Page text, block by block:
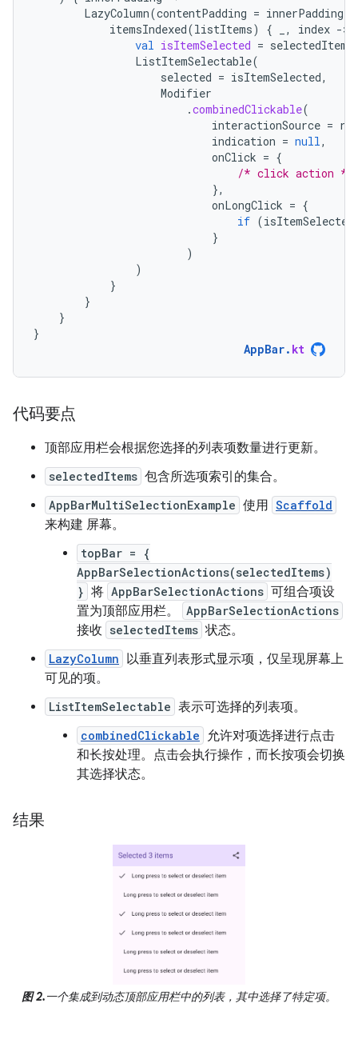
LazyColumn(contentPadding = innerPadding
itemsIndexed(listItems) { , index -
val isItemSelected = selectedItems
ListItemSelectable(
selected = isItemSelected,
Modifier
.combinedClickable(
interactionSource =
indication = null,
onClick = {
/* click action */
},
onLongClick = {
if (isItemSelected
}
)
)
}
}
}
}
AppBar. kt
代码要点
顶部应用栏会根据您选择的列表项数量进行更新。
selectedItems 包含所选项索引的集合。
AppBarMultiSelectionExample 使用 Scaffold
来构建 屏幕。
topBar = {
AppBarSelectionActions(selectedItems)
} 将 AppBarSelectionActions 可组合项设
置为顶部应用栏。
AppBarSelectionActions
接收 selectedItems 状态。
LazyColumn 以垂直列表形式显示项，仅呈现屏幕上
可见的项。
ListItemSelectable 表示可选择的列表项。
combinedClickable
允许对项选择进行点击
和长按处理。点击会执行操作，而长按项会切换
其选择状态。
结果
图 2.一个集成到动态顶部应用栏中的列表，其中选择了特定项。